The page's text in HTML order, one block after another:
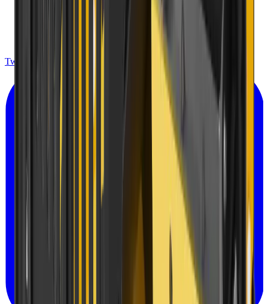
Twitter X